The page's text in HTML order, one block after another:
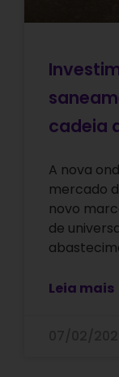
cadeia
A nova
mercado
novo
de
Leia mais